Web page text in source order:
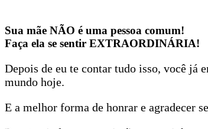
Sua mãe NÃO é uma pessoa comum!
Faça ela se sentir EXTRAORDINÁRIA!
Depois de eu te contar tudo isso, você já
mundo hoje.
E a melhor forma de honrar e agradecer